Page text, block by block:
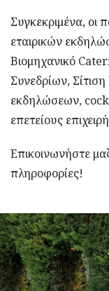
Συγκεκριμένα, οι
εταιρικών
Βιομηχανικό
Συνεδρίων,
εκδηλώσεων,
επετείους
Επικοινωνήστε
πληροφορίες!